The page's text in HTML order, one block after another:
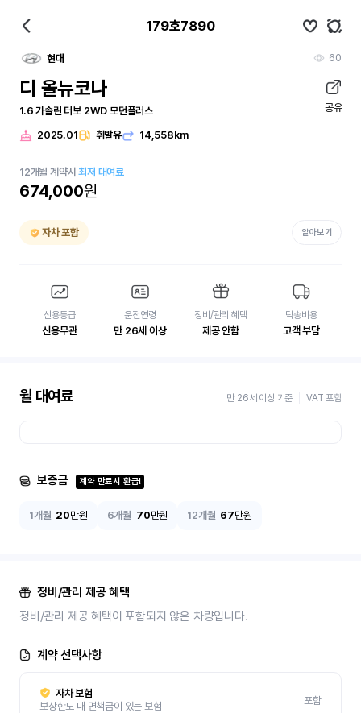
179호7890
현대 60
디 올뉴코나
1.6 가솔린 터보 2WD 모던플러스 공유
2025.01 휘발유 14,558km
12개월 계약시최저 대여료
674,000원
자차 포함 알아보기
신용등급
신용무관
운전연령
만 26세 이상
정비/관리 혜택
제공 안함
탁송비용
고객 부담
월 대여료 만 26세 이상 기준 VAT 포함
보증금 계약 만료시 환급!
1개월 20만원 6개월 70만원 12개월 67만원
정비/관리 제공 혜택
정비/관리 제공 혜택이 포함되지 않은 차량입니다.
계약 선택사항
자차 보험
보상한도 내 면책금이 있는 보험
포함